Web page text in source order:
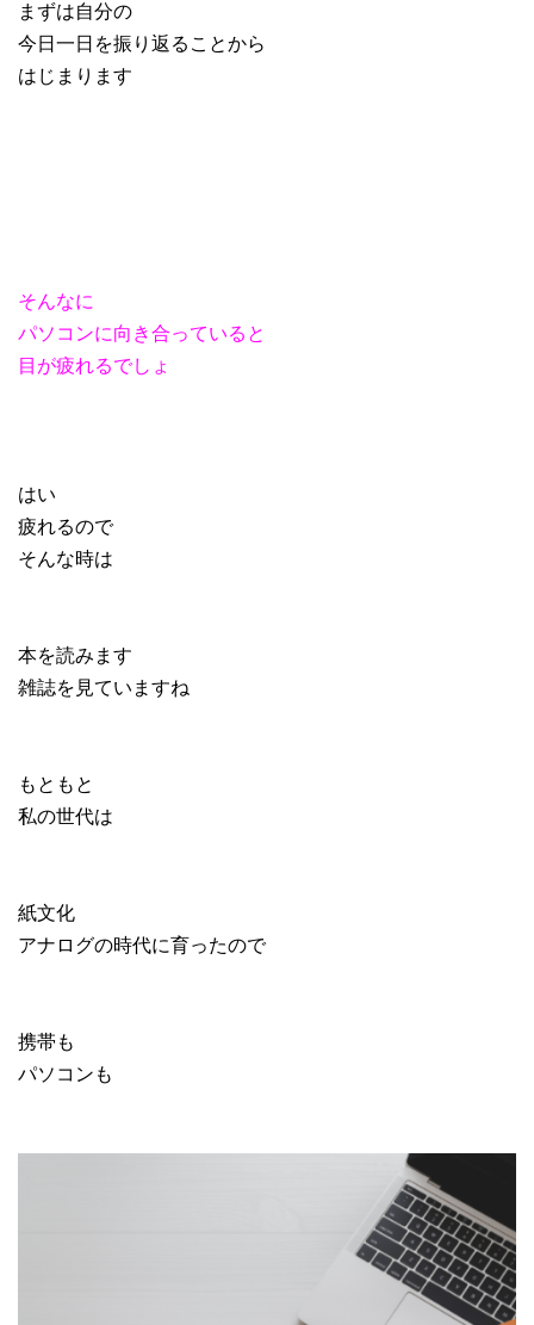
まずは自分の
今日一日を振り返ることから
はじまります
そんなに
パソコンに向き合っていると
目が疲れるでしょ
はい
疲れるので
そんな時は
本を読みます
雑誌を見ていますね
もともと
私の世代は
紙文化
アナログの時代に育ったので
携帯も
パソコンも